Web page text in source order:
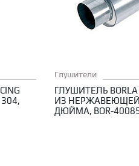
Глушители
ГЛУШИТЕЛЬ BORLA
ИЗ НЕРЖАВЕЮЩЕЙ
ДЮЙМА, BOR-